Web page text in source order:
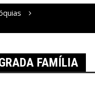
FAMÍLIA